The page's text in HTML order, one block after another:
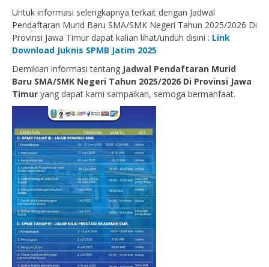
Untuk informasi selengkapnya terkait dengan Jadwal
Pendaftaran Murid Baru SMA/SMK Negeri Tahun 2025/2026 Di
Provinsi Jawa Timur dapat kalian lihat/unduh disini : Link
Download Juknis SPMB Jatim 2025
Demikian informasi tentang Jadwal Pendaftaran Murid
Baru SMA/SMK Negeri Tahun 2025/2026 Di Provinsi Jawa
Timur yang dapat kami sampaikan, semoga bermanfaat.